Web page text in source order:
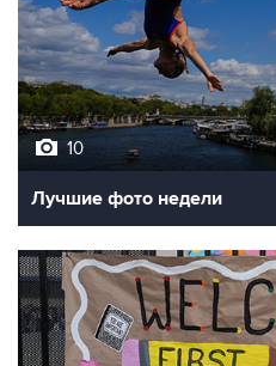
10
Лучшие фото недели